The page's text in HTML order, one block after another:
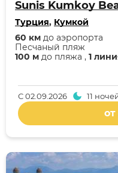
Sunis Kumkoy
Турция, Кумкой
100 м до пляжа , 1
Песчаный пляж
60 км до аэропорта
С02.09.2026 11
от